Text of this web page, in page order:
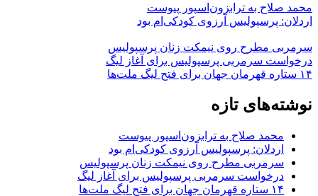
محمد صلاح به ترابزون‌اسپور پیوست
اردلان: پرسپولیس آرزوی کودکی‌ام بود
سرمربی مطرح روی نیمکت زنان پرسپولیس
درخواست سرمربی پرسپولیس برای آغاز لیگ
۱۴ ستاره قهرمان جهان برای فتح لیگ ملت‌ها
نوشته‌های تازه
محمد صلاح به ترابزون‌اسپور پیوست
اردلان: پرسپولیس آرزوی کودکی‌ام بود
سرمربی مطرح روی نیمکت زنان پرسپولیس
درخواست سرمربی پرسپولیس برای آغاز لیگ
۱۴ ستاره قهرمان جهان برای فتح لیگ ملت‌ها